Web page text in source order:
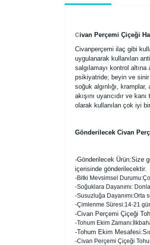
Civan Perçemi Çiçeği
Civanperçemi ilaç gibi
uygulanarak kullanılan
salgılamayı kontrol
psikiyatride; beyin ve sinir
soğuk algınlığı,
akışını uyarıcıdır ve
olarak kullanılan çok iyi
Gönderilecek Civan
-Gönderilecek Ürün:Size
içerisinde gönderilecektir.
-Bitki Mevsimsel
-Soğuklara Dayanımı:
-Susuzluğa Dayanımı:Orta
-Çimlenme Süresi:14-21
-Civan Perçemi Çiçeği
-Tohum Ekim
-Tohum Ekim
-Civan Perçemi Çiçeği